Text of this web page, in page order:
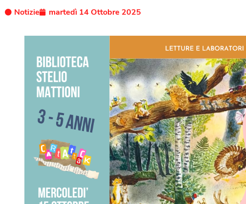
Notizie martedì 14 Ottobre 2025